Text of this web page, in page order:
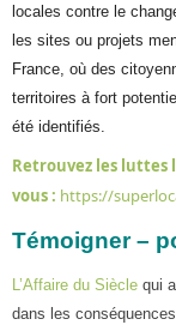
locales contre le
les sites ou projets
France, où des
territoires à fort
été identifiés.
Retrouvez les luttes
vous : https://
Témoigner –
L’Affaire du Siècle qui
dans les